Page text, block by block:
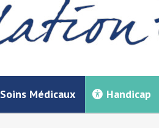
Soins Médicaux Handicap